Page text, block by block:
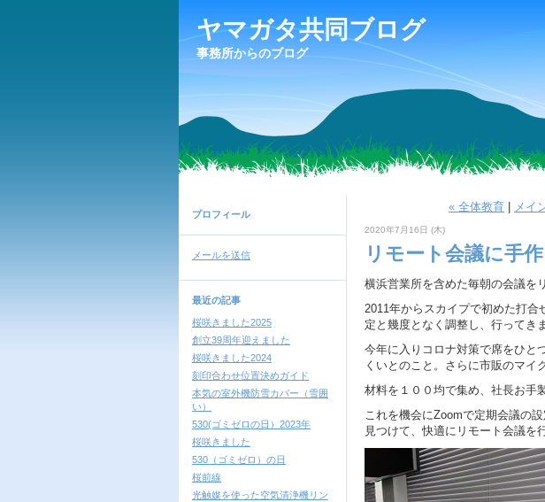
ヤマガタ共同ブログ
事務所からのブログ
プロフィール
メールを送信
最近の記事
桜咲きました2025
創立39周年迎えました
桜咲きました2024
刻印合わせ位置決めガイド
本気の室外機防雪カバー（雪囲
い）
530(ゴミゼロの日）2023年
桜咲きました
530（ゴミゼロ）の日
桜前線
光触媒を使った空気清浄機リン
« 全体教育 メイ
2020年7月16日 (木)
リモート会議に手
横浜営業所を含めた毎朝の会議を
2011年からスカイプで初めた打
定と幾度となく調整し、行ってき
今年に入りコロナ対策で席をひと
くいとのこと。さらに市販のマイ
材料を１００均で集め、社長お手
これを機会にZoomで定期会議の
見つけて、快適にリモート会議を